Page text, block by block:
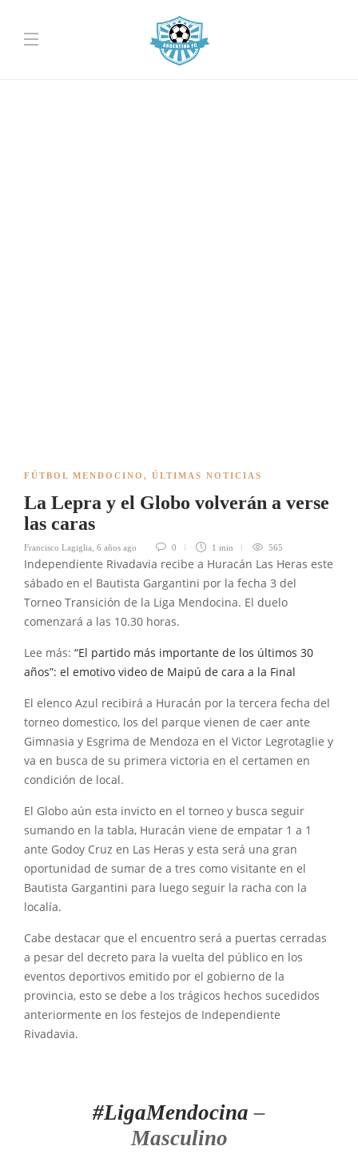
FÚTBOL MENDOCINO , ÚLTIMAS NOTICIAS
La Lepra y el Globo volverán a verse
las caras
Francisco Lagiglia 6 años ago 0 1 min 565
Independiente Rivadavia recibe a Huracán Las Heras este
sábado en el Bautista Gargantini por la fecha 3 del
Torneo Transición de la Liga Mendocina. El duelo
comenzará a las 10.30 horas.
Lee más: “El partido más importante de los últimos 30
años”: el emotivo video de Maipú de cara a la Final
El elenco Azul recibirá a Huracán por la tercera fecha del
torneo domestico, los del parque vienen de caer ante
Gimnasia y Esgrima de Mendoza en el Victor Legrotaglie y
va en busca de su primera victoria en el certamen en
condición de local.
El Globo aún esta invicto en el torneo y busca seguir
sumando en la tabla, Huracán viene de empatar 1 a 1
ante Godoy Cruz en Las Heras y esta será una gran
oportunidad de sumar de a tres como visitante en el
Bautista Gargantini para luego seguir la racha con la
localía.
Cabe destacar que el encuentro será a puertas cerradas
a pesar del decreto para la vuelta del público en los
eventos deportivos emitido por el gobierno de la
provincia, esto se debe a los trágicos hechos sucedidos
anteriormente en los festejos de Independiente
Rivadavia.
#LigaMendocina –
Masculino